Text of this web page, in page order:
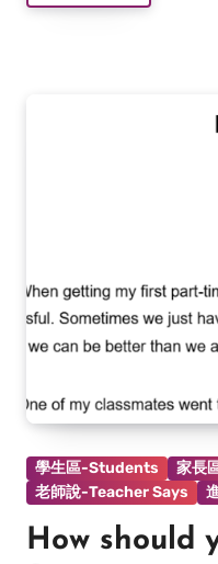
學生區-Students 家長
老師說-Teacher Says
How should